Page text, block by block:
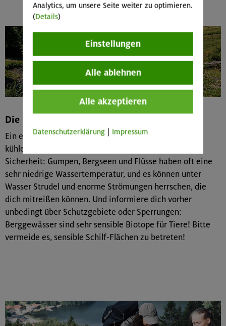
Die Bergdusche – Gumpen, Seen, Flüsse
Ein erfrischendes Wanderziel im Sommer sind
kühle Gewässer. Achte jedoch auf deine
Sicherheit: Gumpen, Bergseen und Flüsse haben oft eine
sehr niedrige Wassertemperatur, und es können unter
Wasser Strudel und enorme Strömungen herrschen, die
dich mitreißen können. Und informiere dich vorher
unbedingt über Schutzgebiete oder Sperrungen:
Berggewässer sind sehr sensible Biotope für Tiere! Bitte
vermeide es, sensible Schilf-Flächen zu betreten!
Analytics, um unsere Seite weiter zu optimieren.
(Details)
Einstellungen
Alle ablehnen
Alle akzeptieren
Datenschutzerklärung Impressum